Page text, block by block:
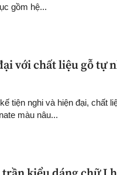
gồm hệ...
với chất liệu gỗ tự
tiện nghi và hiện đại, chất
màu nâu...